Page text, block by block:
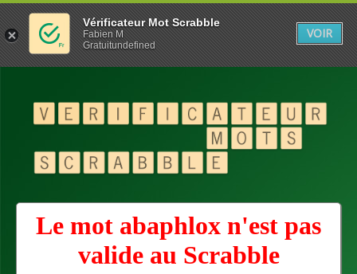
Le mot abaphlox n'est pas
valide au Scrabble
Vérificateur Mot Scrabble
Fabien M
Gratuitundefined
VOIR